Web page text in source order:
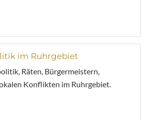
im Ruhrgebiet
Räten, Bürgermeistern,
Konflikten im Ruhrgebiet.